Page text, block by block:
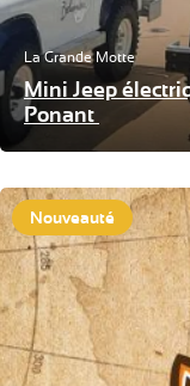
La Grande Motte
Mini Jeep
Ponant
Nouveauté